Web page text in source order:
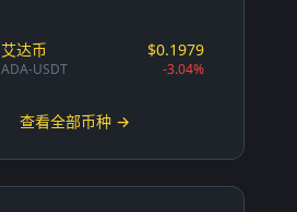
艾达币
ADA-USDT
$0.1979
-3.04%
查看全部币种 →